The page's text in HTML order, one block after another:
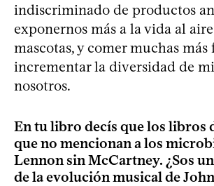
indiscriminado de productos
exponernos más a la vida al
mascotas, y comer muchas
incrementar la diversidad de
nosotros.
En tu libro decís que los libros
que no mencionan a los
Lennon sin McCartney. ¿Sos
de la evolución musical de